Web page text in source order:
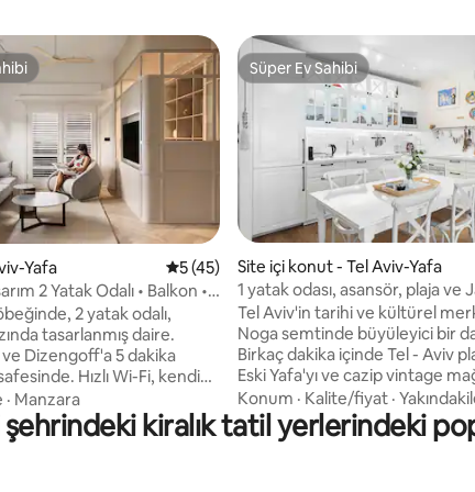
174 değerlendirme
Yafa 5 üzerinden ortalama 5 puan, 45
5 (45)
2 Yatak Odalı • Balkon •
2 yatak odalı,
tasarlanmış daire.
ve Dizengoff'a 5 dakika
Hızlı Wi-Fi, kendi
güneşli bir balkon ile
çalışma için
· Manzara
Süper Ev Sahibi
Süper Ev Sahibi
Site içi konut - Tel Aviv-Yafa
1 yatak odası, asansör, plaja ve
400 m, ana yatak odası
Tel Aviv'in tarihi ve kültürel
Noga semtinde büyüleyici bir
Birkaç dakika içinde Tel - Aviv
Eski Yafa'yı ve cazip vintage
yerel restoranlarla canlı Bit
keşfedin. Yenilenen Neve - Tzedek
bölgesinin sokaklarında dolaşın,
Konum · Kalite/fiyat ·
şehrindeki kiralık tatil yerlerindeki